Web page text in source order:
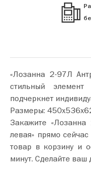
«Лозанна 2-97Л
стильный
подчеркнет
Размеры:
Закажите
левая» прямо сейчас по
товар в корзину и
минут. Сделайте ваш